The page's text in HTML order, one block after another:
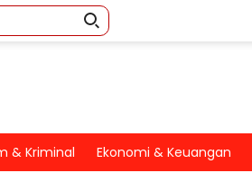
& Kriminal Ekonomi & Keuangan